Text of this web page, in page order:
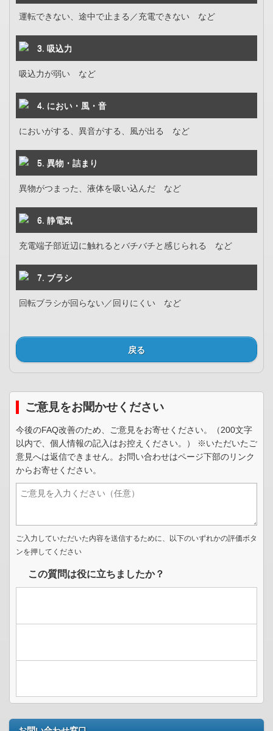
運転できない、途中で止まる／充電できない など
3. 吸込力
吸込力が弱い など
4. におい・風・音
においがする、異音がする、風が出る など
5. 異物・詰まり
異物がつまった、液体を吸い込んだ など
6. 静電気
充電端子部近辺に触れるとバチバチと感じられる など
7. ブラシ
回転ブラシが回らない／回りにくい など
戻る
ご意見をお聞かせください
今後のFAQ改善のため、ご意見をお寄せください。（200文字
以内で、個人情報の記入はお控えください。） ※いただいたご
意見へは返信できません。お問い合わせはページ下部のリンク
からお寄せください。
ご入力していただいた内容を送信するために、以下のいずれかの評価ボタ
ンを押してください
この質問は役に立ちましたか？